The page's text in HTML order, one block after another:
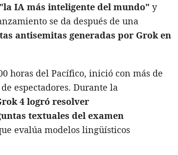
"la IA más inteligente del mundo" y
se da después de una
antisemitas generadas por Grok en
horas del Pacífico, inició con más de
espectadores. Durante la
4 logró resolver
textuales del examen
evalúa modelos lingüísticos